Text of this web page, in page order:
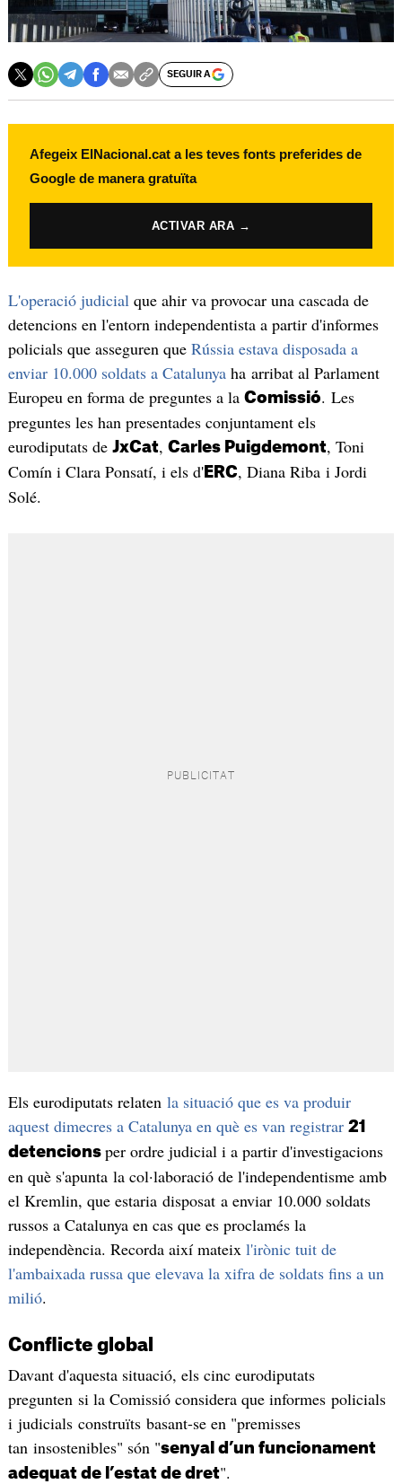
SEGUIR A
Afegeix ElNacional.cat a les teves fonts preferides de
Google de manera gratuïta
ACTIVAR ARA →
L'operació judicial que ahir va provocar una cascada de
detencions en l'entorn independentista a partir d'informes
policials que asseguren que Rússia estava disposada a
enviar 10.000 soldats a Catalunyaha arribat al Parlament
Europeu en forma de preguntes a la Comissió. Les
preguntes les han presentades conjuntament els
eurodiputats de JxCat, Carles Puigdemont, Toni
Comín i Clara Ponsatí, i els d'ERC, Diana Riba i Jordi
Solé.
Els eurodiputats relatenla situació que es va produir
aquest dimecres a Catalunya en què es van registrar 21
detencions per ordre judicial i a partir d'investigacions
en què s'apunta la col·laboració de l'independentisme amb
el Kremlin, que estaria disposat a enviar 10.000 soldats
russos a Catalunya en cas que es proclamés la
independència. Recorda així mateix l'irònic tuit de
l'ambaixada russa que elevava la xifra de soldats fins a un
milió.
Conflicte global
Davant d'aquesta situació, els cinc eurodiputats
pregunten si la Comissió considera que informes policials
i judicials construïts basant-se en "premisses
tan insostenibles" són "senyal d’un funcionament
adequat de l’estat de dret".